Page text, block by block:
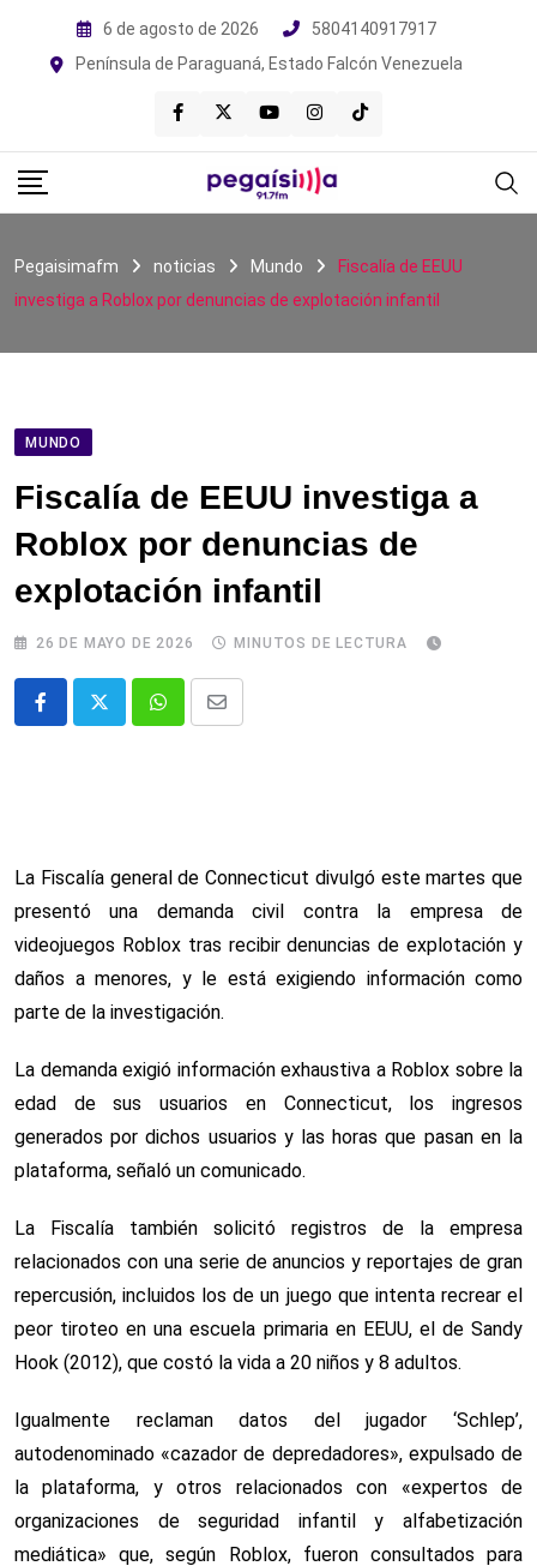
6 de agosto de 2026
5804140917917
Península de Paraguaná, Estado Falcón Venezuela
Pegaisimafm noticias Mundo
Fiscalía de EEUU
investiga a Roblox por denuncias de explotación infantil
MUNDO
Fiscalía de EEUU investiga a
Roblox por denuncias de
explotación infantil
26 DE MAYO DE 2026 MINUTOS DE LECTURA
WhatsappComparte
La Fiscalía general de Connecticut divulgó este martes que
presentó una demanda civil contra la empresa de
videojuegos Roblox tras recibir denuncias de explotación y
daños a menores, y le está exigiendo información como
parte de la investigación.
La demanda exigió información exhaustiva a Roblox sobre la
edad de sus usuarios en Connecticut, los ingresos
generados por dichos usuarios y las horas que pasan en la
plataforma, señaló un comunicado.
La Fiscalía también solicitó registros de la empresa
relacionados con una serie de anuncios y reportajes de gran
repercusión, incluidos los de un juego que intenta recrear el
peor tiroteo en una escuela primaria en EEUU, el de Sandy
Hook (2012), que costó la vida a 20 niños y 8 adultos.
Igualmente reclaman datos del jugador ‘Schlep’,
autodenominado «cazador de depredadores», expulsado de
la plataforma, y otros relacionados con «expertos de
organizaciones de seguridad infantil y alfabetización
mediática» que, según Roblox, fueron consultados para